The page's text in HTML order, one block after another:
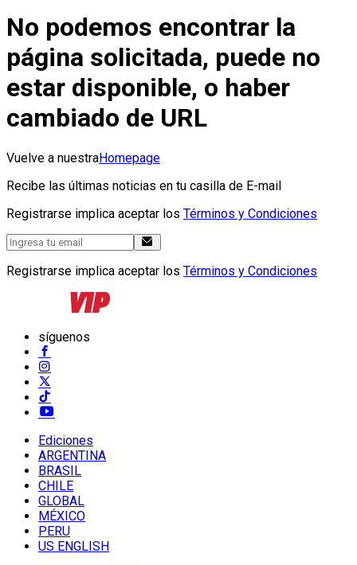
No podemos encontrar la
página solicitada, puede no
estar disponible, o haber
cambiado de URL
Vuelve a nuestraHomepage
Recibe las últimas noticias en tu casilla de E-mail
Registrarse implica aceptar los Términos y Condiciones
Registrarse implica aceptar los Términos y Condiciones
síguenos
Ediciones
ARGENTINA
BRASIL
CHILE
GLOBAL
MÉXICO
PERU
US ENGLISH